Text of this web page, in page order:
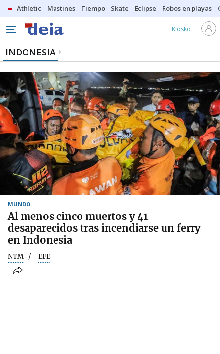
Athletic Mastines Tiempo Skate Eclipse Robos en playas
Kiosko
INDONESIA
MUNDO
Al menos cinco muertos y 41
desaparecidos tras incendiarse un ferry
en Indonesia
NTM EFE